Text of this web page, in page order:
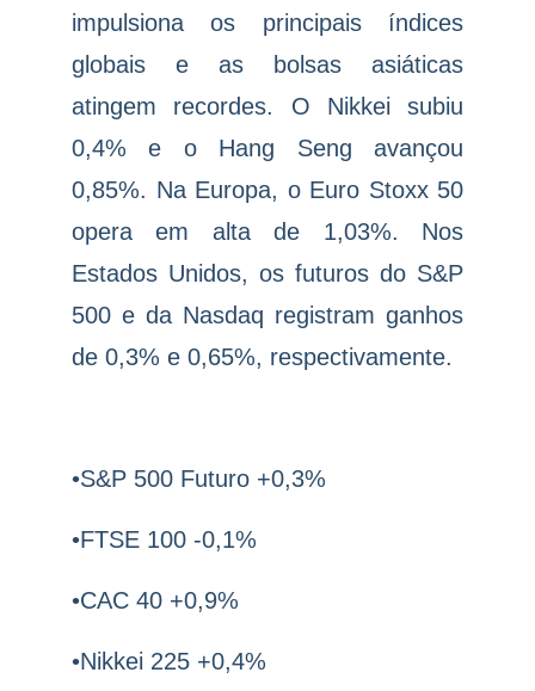
impulsiona os principais índices
globais e as bolsas asiáticas
atingem recordes. O Nikkei subiu
0,4% e o Hang Seng avançou
0,85%. Na Europa, o Euro Stoxx 50
opera em alta de 1,03%. Nos
Estados Unidos, os futuros do S&P
500 e da Nasdaq registram ganhos
de 0,3% e 0,65%, respectivamente.
•S&P 500 Futuro +0,3%
•FTSE 100 -0,1%
•CAC 40 +0,9%
•Nikkei 225 +0,4%